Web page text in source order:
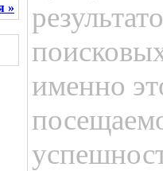
»
именно